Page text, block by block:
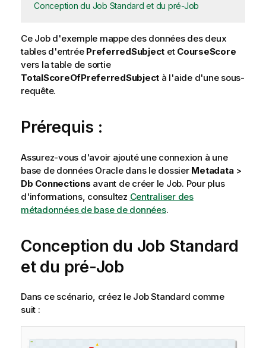
Conception du Job Standard et du pré-Job
Ce Job d'exemple mappe des données des deux
tables d'entrée PreferredSubject et CourseScore
vers la table de sortie
TotalScoreOfPreferredSubject à l'aide d'une sous-
requête.
Prérequis :
Assurez-vous d'avoir ajouté une connexion à une
base de données Oracle dans le dossier Metadata>
Db Connections avant de créer le Job. Pour plus
d'informations, consultez Centraliser des
métadonnées de base de données.
Conception du Job Standard
et du pré-Job
Dans ce scénario, créez le Job Standard comme
suit :